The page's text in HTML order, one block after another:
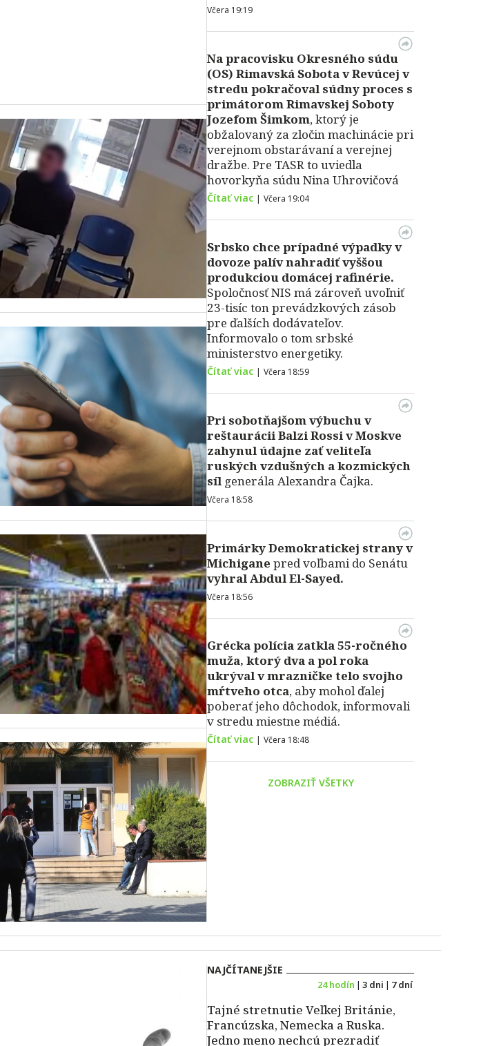
Včera 19:19
Na pracovisku Okresného súdu
(OS) Rimavská Sobota v Revúcej v
stredu pokračoval súdny proces s
primátorom Rimavskej Soboty
Jozefom Šimkom, ktorý je
obžalovaný za zločin machinácie pri
verejnom obstarávaní a verejnej
dražbe. Pre TASR to uviedla
hovorkyňa súdu Nina Uhrovičová
Čítať viac | Včera 19:04
Srbsko chce prípadné výpadky v
dovoze palív nahradiť vyššou
produkciou domácej rafinérie.
Spoločnosť NIS má zároveň uvoľniť
23-tisíc ton prevádzkových zásob
pre ďalších dodávateľov.
Informovalo o tom srbské
ministerstvo energetiky.
Čítať viac | Včera 18:59
Pri sobotňajšom výbuchu v
reštaurácii Balzi Rossi v Moskve
zahynul údajne zať veliteľa
ruských vzdušných a kozmických
síl generála Alexandra Čajka.
Včera 18:58
Primárky Demokratickej strany v
Michigane pred voľbami do Senátu
vyhral Abdul El-Sayed.
Včera 18:56
Grécka polícia zatkla 55-ročného
muža, ktorý dva a pol roka
ukrýval v mrazničke telo svojho
mŕtveho otca, aby mohol ďalej
poberať jeho dôchodok, informovali
v stredu miestne médiá.
Čítať viac | Včera 18:48
ZOBRAZIŤ VŠETKY
NAJČÍTANEJŠIE
24 hodín | 3 dni | 7 dní